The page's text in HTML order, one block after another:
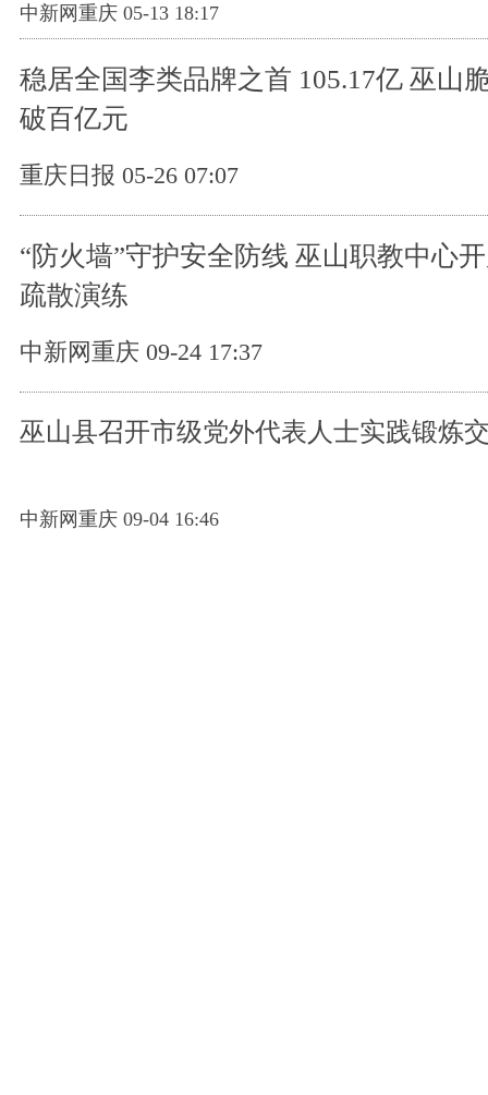
中新网重庆 05-13 18:17
稳居全国李类品牌之首 105.17亿 巫山
破百亿元
重庆日报 05-26 07:07
“防火墙”守护安全防线 巫山职教中心
疏散演练
中新网重庆 09-24 17:37
巫山县召开市级党外代表人士实践锻炼
中新网重庆 09-04 16:46